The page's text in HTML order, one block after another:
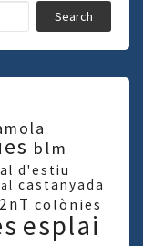
Search
blm
d'estiu
castanyada
colònies
esplai